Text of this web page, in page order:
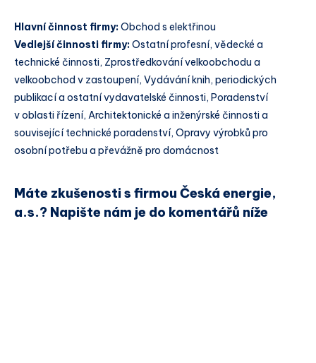
Hlavní činnost firmy:Obchod s elektřinou
Vedlejší činnosti firmy:Ostatní profesní, vědecké a
technické činnosti, Zprostředkování velkoobchodu a
velkoobchod v zastoupení, Vydávání knih, periodických
publikací a ostatní vydavatelské činnosti, Poradenství
v oblasti řízení, Architektonické a inženýrské činnosti a
související technické poradenství, Opravy výrobků pro
osobní potřebu a převážně pro domácnost
Máte zkušenosti s firmou Česká energie,
a.s.? Napište nám je do komentářů níže